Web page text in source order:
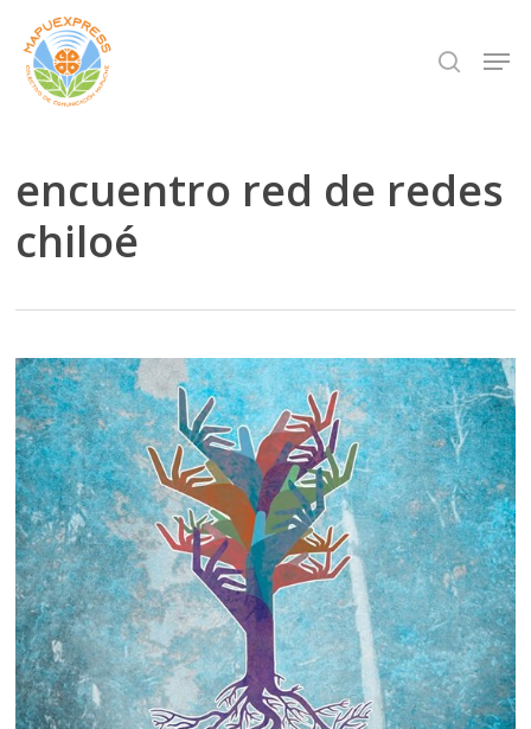
Skip
main
search
encuentro red de redes
chiloé
Close